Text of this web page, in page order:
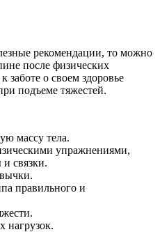
рекомендации, то можно
после физических
заботе о своем здоровье
подъеме тяжестей.
массу тела.
упражнениями,
связки.
правильного и
нагрузок.